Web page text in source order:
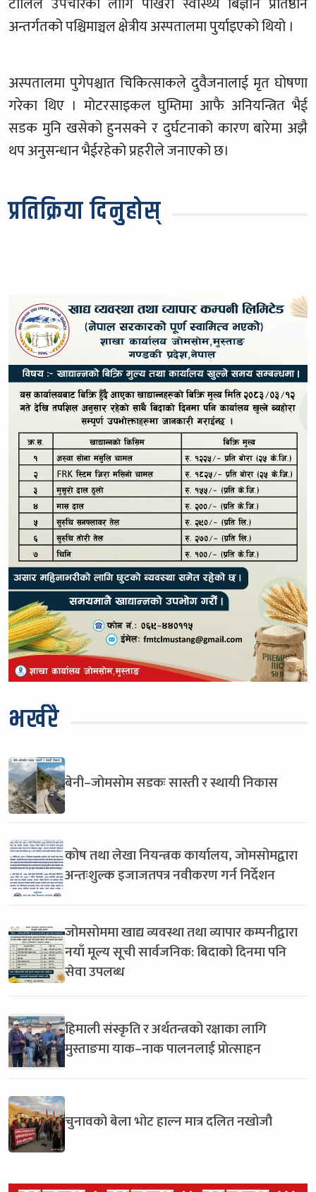
अन्तर्गतको पश्चिमाञ्चल क्षेत्रीय अस्पतालमा पुर्याइएको थियो ।
अस्पतालमा पुगेपश्चात चिकित्साकले दुवैजनालाई मृत घोषणा
गरेका थिए । मोटरसाइकल घुम्तिमा आफै अनियन्त्रित भैई
सडक मुनि खसेको हुनसक्ने र दुर्घटनाको कारण बारेमा अझै
थप अनुसन्धान भैईरहेको प्रहरीले जनाएको छ।
प्रतिक्रिया दिनुहोस्
भर्खरै
बेनी–जोमसोम सडकः सास्ती र स्थायी निकास
कोष तथा लेखा नियन्त्रक कार्यालय, जोमसोमद्वारा
अन्तःशुल्क इजाजतपत्र नवीकरण गर्न निर्देशन
जोमसोममा खाद्य व्यवस्था तथा व्यापार कम्पनीद्वारा
नयाँ मूल्य सूची सार्वजनिक: बिदाको दिनमा पनि
सेवा उपलब्ध
हिमाली संस्कृति र अर्थतन्त्रको रक्षाका लागि
मुस्ताङमा याक–नाक पालनलाई प्रोत्साहन
चुनावको बेला भोट हाल्न मात्र दलित नखोजौ